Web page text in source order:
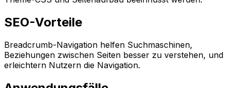
SEO-Vorteile
Breadcrumb-Navigation helfen Suchmaschinen,
Beziehungen zwischen Seiten besser zu verstehen, und
erleichtern Nutzern die Navigation.